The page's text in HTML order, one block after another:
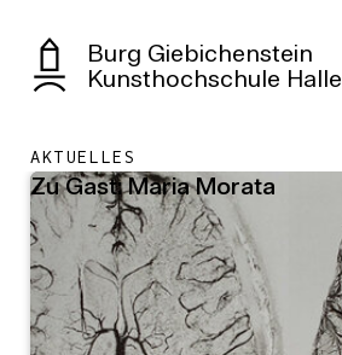
Burg Giebichenstein
Kunsthochschule Halle
AKTUELLES
Zu Gast: Maria Morata